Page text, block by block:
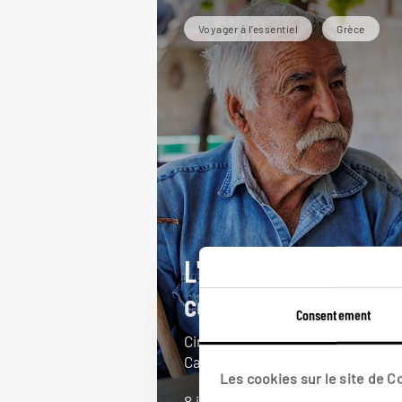
Consentement
Les cookies sur le site de
Voyager à l’essentiel Grèce
L'Ouest côté mer et
côté verger
Circuit autotour Ouest crétois :
Canée, Falasarna, mont Psiloritis…